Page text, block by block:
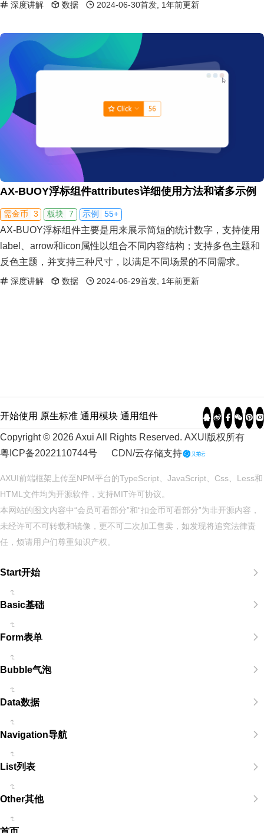
深度讲解 数据 2024-06-30首发, 1年前更新
AX-BUOY浮标组件attributes详细使用方法和诸多示例
需金币 3 板块 7 示例 55+
AX-BUOY浮标组件主要是用来展示简短的统计数字，支持使用
label、arrow和icon属性以组合不同内容结构；支持多色主题和
反色主题，并支持三种尺寸，以满足不同场景的不同需求。
深度讲解 数据 2024-06-29首发, 1年前更新
开始使用 原生标准 通用模块 通用组件
Copyright © 2026 Axui All Rights Reserved. AXUI 版权所有
粤ICP备2022110744号
CDN/云存储支持
AXUI前端框架上传至NPM平台的TypeScript、JavaScript、Css、Less和
HTML文件均为开源软件，支持MIT许可协议。
本网站的图文内容中“会员可看部分”和“扣金币可看部分”为非开源内容，
未经许可不可转载和镜像，更不可二次加工售卖，如发现将追究法律责
任，烦请用户们尊重知识产权。
Start开始
Basic基础
Form表单
Bubble气泡
Data数据
Navigation导航
List列表
Other其他